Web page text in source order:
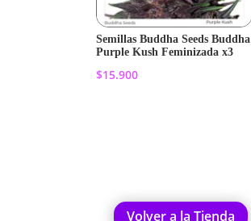
Semillas Buddha Seeds Buddha
Purple Kush Feminizada x3
$15.900
Volver a la Tienda